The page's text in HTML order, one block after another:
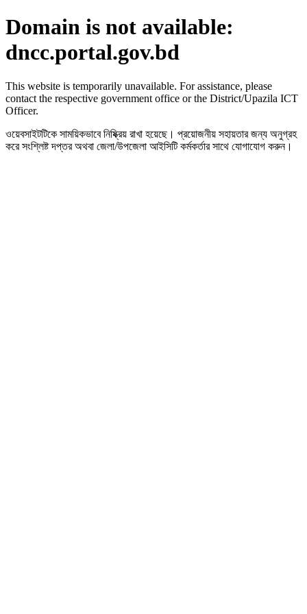
Domain is not available:
dncc.portal.gov.bd
This website is temporarily unavailable. For assistance, please
contact the respective government office or the District/Upazila ICT
Officer.
ওয়েবসাইটটিকে সাময়িকভাবে নিষ্ক্রিয় রাখা হয়েছে। প্রয়োজনীয় সহায়তার জন্য অনুগ্রহ
করে সংশ্লিষ্ট দপ্তর অথবা জেলা/উপজেলা আইসিটি কর্মকর্তার সাথে যোগাযোগ করুন।